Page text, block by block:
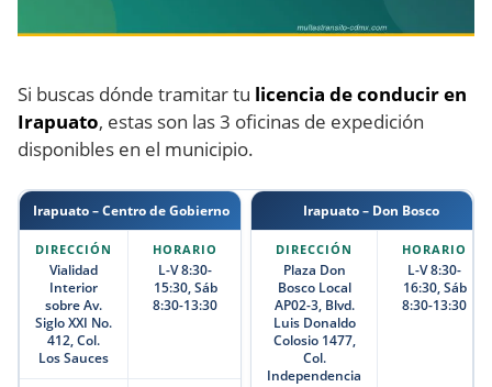
Si buscas dónde tramitar tu licencia de conducir en
Irapuato, estas son las 3 oficinas de expedición
disponibles en el municipio.
Irapuato – Centro de Gobierno
Vialidad
Interior
sobre Av.
Siglo XXI No.
412, Col.
Los Sauces
L-V 8:30-
15:30, Sáb
8:30-13:30
Irapuato – Don Bosco
Plaza Don
Bosco Local
AP02-3, Blvd.
Luis Donaldo
Colosio 1477,
Col.
Independencia
L-V 8:30-
16:30, Sáb
8:30-13:30